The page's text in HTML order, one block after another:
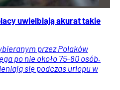
uwielbiają akurat takie
przez Polaków
po nie około 75–80 osób.
się podczas urlopu w